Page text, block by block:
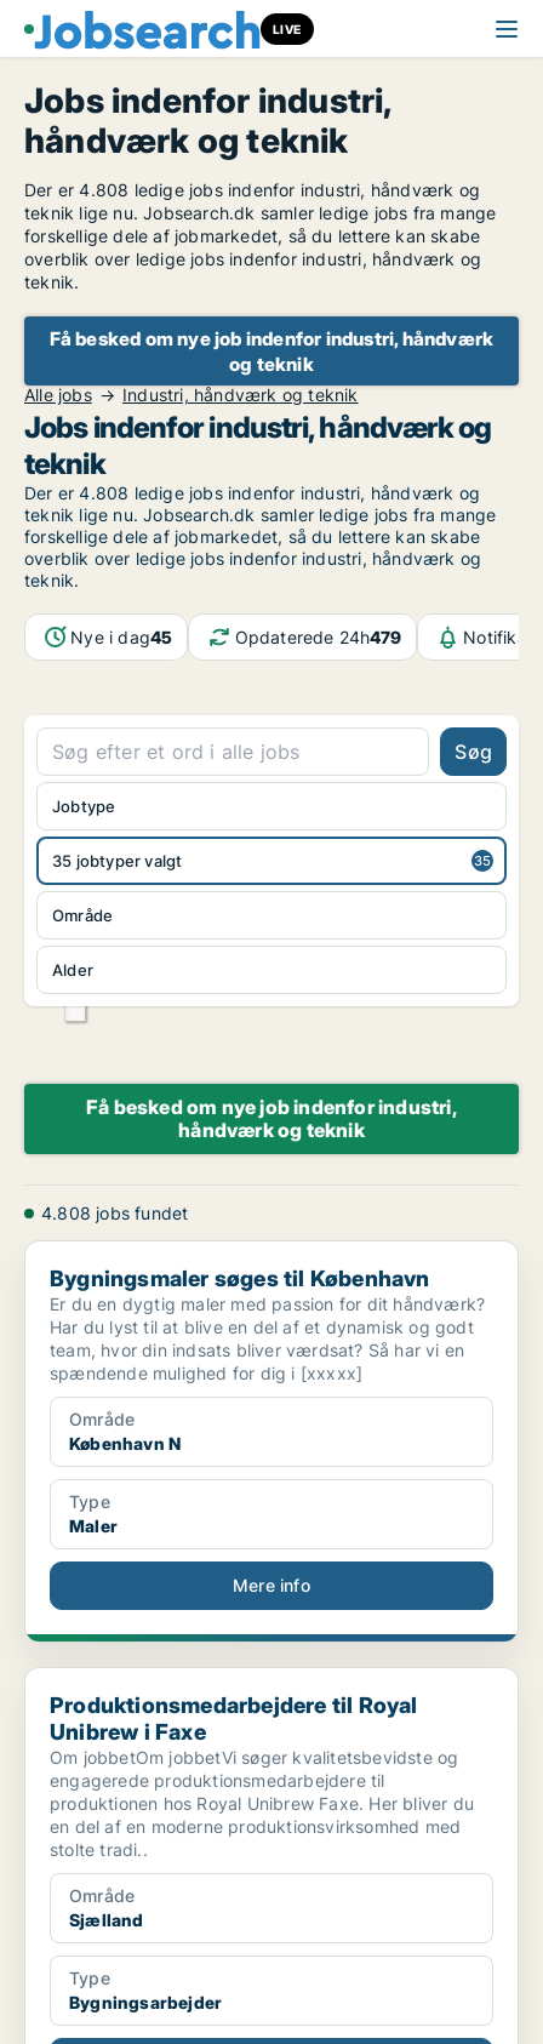
LIVE
Jobs indenfor industri,
håndværk og teknik
Der er 4.808 ledige jobs indenfor industri, håndværk og
teknik lige nu. Jobsearch.dk samler ledige jobs fra mange
forskellige dele af jobmarkedet, så du lettere kan skabe
overblik over ledige jobs indenfor industri, håndværk og
teknik.
Få besked om nye job indenfor industri, håndværk
og teknik
Alle jobs Industri, håndværk og teknik
Jobs indenfor industri, håndværk og
teknik
Der er 4.808 ledige jobs indenfor industri, håndværk og
teknik lige nu. Jobsearch.dk samler ledige jobs fra mange
forskellige dele af jobmarkedet, så du lettere kan skabe
overblik over ledige jobs indenfor industri, håndværk og
teknik.
Nye i dag45 Opdaterede 24h479
Søg
35 jobtyper valgt
Område
Alder
Jobtype
Få besked om nye job indenfor industri,
håndværk og teknik
4.808 jobs fundet
Bygningsmaler søges til København
Bygningsmaler søges til København
Er du en dygtig maler med passion for dit håndværk?
Har du lyst til at blive en del af et dynamisk og godt
team, hvor din indsats bliver værdsat? Så har vi en
spændende mulighed for dig i [xxxxx]
Område
København N
Type
Maler
Mere info
Produktionsmedarbejdere til Royal Unibrew i Faxe
Produktionsmedarbejdere til Royal
Unibrew i Faxe
Om jobbetOm jobbetVi søger kvalitetsbevidste og
engagerede produktionsmedarbejdere til
produktionen hos Royal Unibrew Faxe. Her bliver du
en del af en moderne produktionsvirksomhed med
stolte tradi..
Område
Sjælland
Type
Bygningsarbejder